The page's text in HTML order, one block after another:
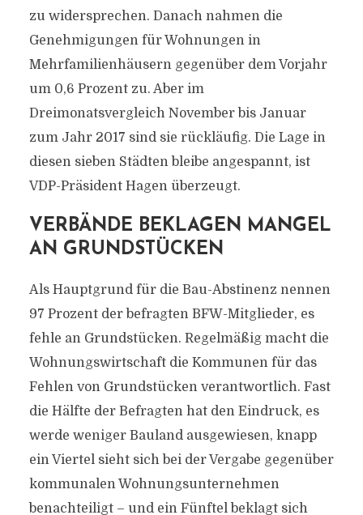
zu widersprechen. Danach nahmen die
Genehmigungen für Wohnungen in
Mehrfamilienhäusern gegenüber dem Vorjahr
um 0,6 Prozent zu. Aber im
Dreimonatsvergleich November bis Januar
zum Jahr 2017 sind sie rückläufig. Die Lage in
diesen sieben Städten bleibe angespannt, ist
VDP-Präsident Hagen überzeugt.
VERBÄNDE BEKLAGEN MANGEL
AN GRUNDSTÜCKEN
Als Hauptgrund für die Bau-Abstinenz nennen
97 Prozent der befragten BFW-Mitglieder, es
fehle an Grundstücken. Regelmäßig macht die
Wohnungswirtschaft die Kommunen für das
Fehlen von Grundstücken verantwortlich. Fast
die Hälfte der Befragten hat den Eindruck, es
werde weniger Bauland ausgewiesen, knapp
ein Viertel sieht sich bei der Vergabe gegenüber
kommunalen Wohnungsunternehmen
benachteiligt – und ein Fünftel beklagt sich